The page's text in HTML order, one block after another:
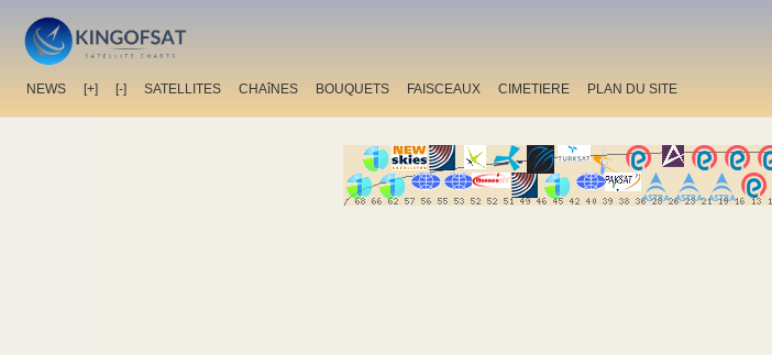
NEWS [+] [-] SATELLITES CHAîNES BOUQUETS FAISCEAUX CIMETIERE PLAN DU SITE